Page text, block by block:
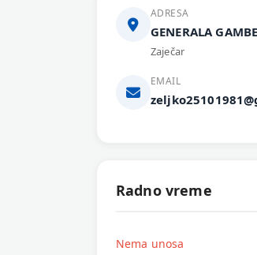
ADRESA
GENERALA
Zaječar
EMAIL
Radno vreme
Nema unosa